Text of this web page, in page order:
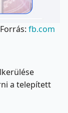
fb.com
a telepített